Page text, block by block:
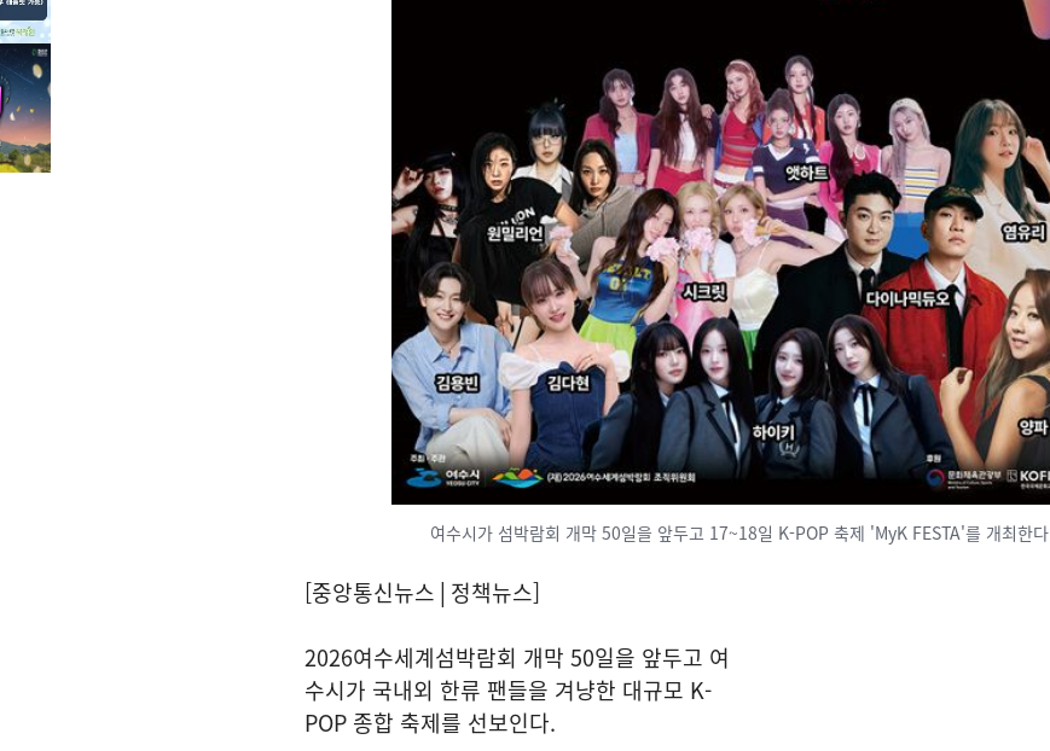
여수시가 섬박람회 개막 50일을 앞두고 17~18일 K-POP 축제 'MyK FESTA'를 개최한다
[중앙통신뉴스│정책뉴스]
2026여수세계섬박람회 개막 50일을 앞두고 여
수시가 국내외 한류 팬들을 겨냥한 대규모 K-
POP 종합 축제를 선보인다.